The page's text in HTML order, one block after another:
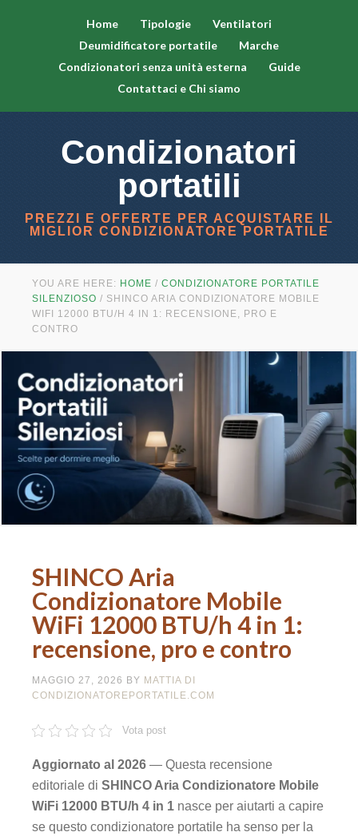
Home Tipologie
Ventilatori
Deumidificatore portatile
Marche
Condizionatori senza unità esterna
Guide
Contattaci e Chi siamo
Condizionatori
portatili
PREZZI E OFFERTE PER ACQUISTARE IL
MIGLIOR CONDIZIONATORE PORTATILE
YOU ARE HERE: HOME / CONDIZIONATORE PORTATILE
SILENZIOSO / SHINCO ARIA CONDIZIONATORE MOBILE
WIFI 12000 BTU/H 4 IN 1: RECENSIONE, PRO E
CONTRO
SHINCO Aria
Condizionatore Mobile
WiFi 12000 BTU/h 4 in 1:
recensione, pro e contro
MAGGIO 27, 2026 BY MATTIA DI
CONDIZIONATOREPORTATILE.COM
Vota post
Aggiornato al 2026 — Questa recensione
editoriale di SHINCO Aria Condizionatore Mobile
WiFi 12000 BTU/h 4 in 1 nasce per aiutarti a capire
se questo condizionatore portatile ha senso per la